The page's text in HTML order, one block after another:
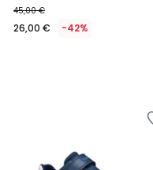
45,00 €
26,00 € -42%